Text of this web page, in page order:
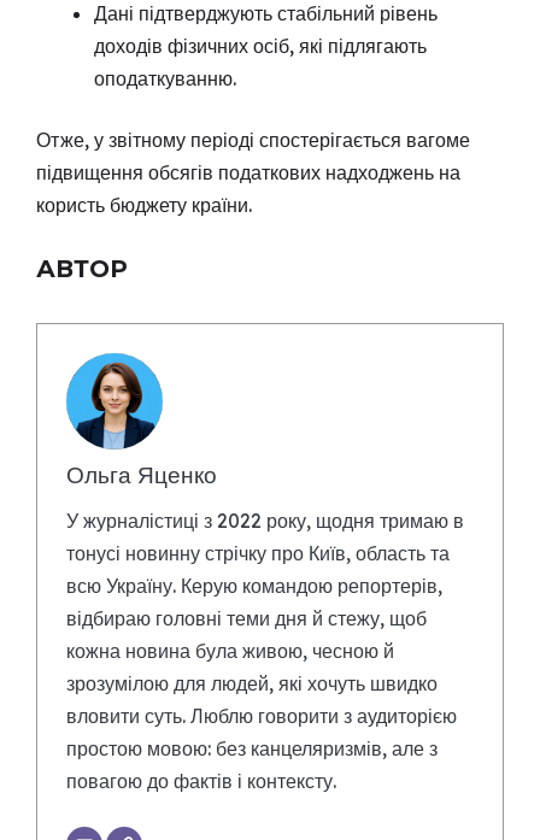
Дані підтверджують стабільний рівень
доходів фізичних осіб, які підлягають
оподаткуванню.
Отже, у звітному періоді спостерігається вагоме
підвищення обсягів податкових надходжень на
користь бюджету країни.
АВТОР
Ольга Яценко
У журналістиці з 2022 року, щодня тримаю в
тонусі новинну стрічку про Київ, область та
всю Україну. Керую командою репортерів,
відбираю головні теми дня й стежу, щоб
кожна новина була живою, чесною й
зрозумілою для людей, які хочуть швидко
вловити суть. Люблю говорити з аудиторією
простою мовою: без канцеляризмів, але з
повагою до фактів і контексту.